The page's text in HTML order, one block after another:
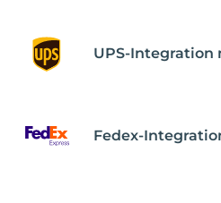
UPS-Integration
Fedex-